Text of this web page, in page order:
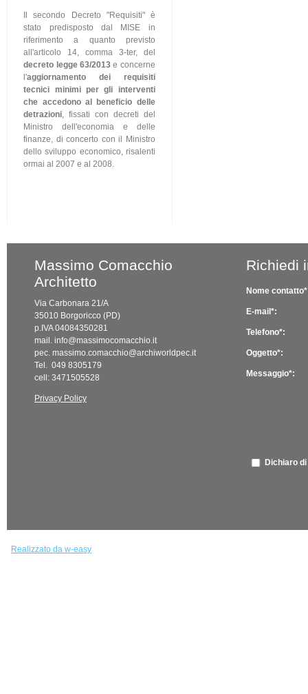
Il secondo Decreto "Requisiti" è
stato predisposto dal MISE in
riferimento a quanto previsto
all'articolo 14, comma 3-ter, del
decreto legge 63/2013 e concerne
l'aggiornamento dei requisiti
tecnici minimi per gli interventi
che accedono al beneficio delle
detrazioni, fissati con decreti del
Ministro dell'economia e delle
finanze, di concerto con il Ministro
dello sviluppo economico, risalenti
ormai al 2007 e al 2008.
Massimo Comacchio
Architetto
Via Carbonara 21/A
35010 Borgoricco (PD)
p.IVA 04084350281
mail. info@massimocomacchio.it
pec. massimo.comacchio@archiworldpec.it
Tel. 049 8305179
cell: 3471505528
Privacy Policy
Richiedi
Nome
E-mail*:
Telefono*:
Oggetto*:
Messaggio*:
Dichiaro
Realizzato da w-easy